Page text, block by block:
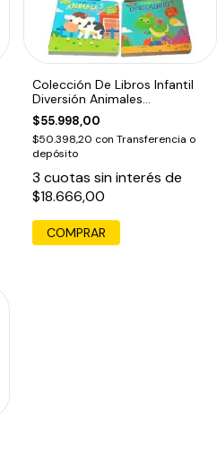
Colección De Libros Infantil
Diversión Animales
Encastrables
$55.998,00
$50.398,20 con Transferencia o
depósito
3 cuotas sin interés de
$18.666,00